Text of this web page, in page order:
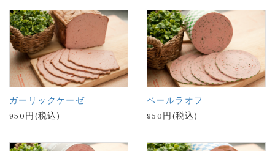
ガーリックケーゼ
950円(税込)
ベールラオフ
950円(税込)